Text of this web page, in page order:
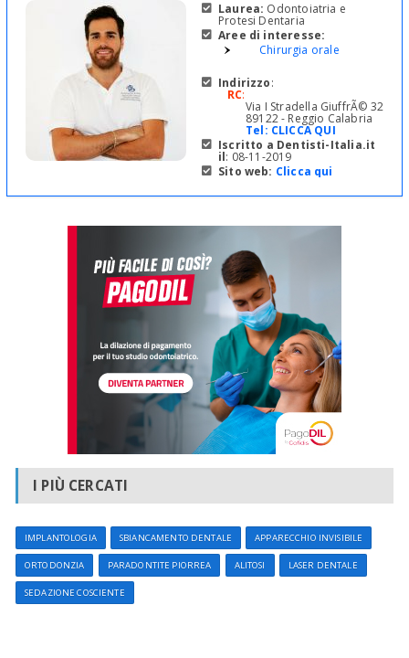
Laurea: Odontoiatria e
Protesi Dentaria
Aree di interesse:
Chirurgia orale
Indirizzo:
RC:
Via I Stradella GiuffrÃ© 32
89122 - Reggio Calabria
Tel: CLICCA QUI
Iscritto a Dentisti-Italia.it
il: 08-11-2019
Sito web: Clicca qui
I PIÙ CERCATI
IMPLANTOLOGIA SBIANCAMENTO DENTALE APPARECCHIO INVISIBILE
ORTODONZIA PARADONTITE PIORREA ALITOSI LASER DENTALE
SEDAZIONE COSCIENTE